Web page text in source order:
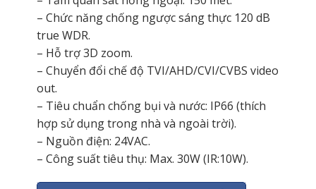
– Chức năng chống ngược sáng thực 120 dB
true WDR.
– Hỗ trợ 3D zoom.
– Chuyển đổi chế độ TVI/AHD/CVI/CVBS video
out.
– Tiêu chuẩn chống bụi và nước: IP66 (thích
hợp sử dụng trong nhà và ngoài trời).
– Nguồn điện: 24VAC.
– Công suất tiêu thụ: Max. 30W (IR:10W).